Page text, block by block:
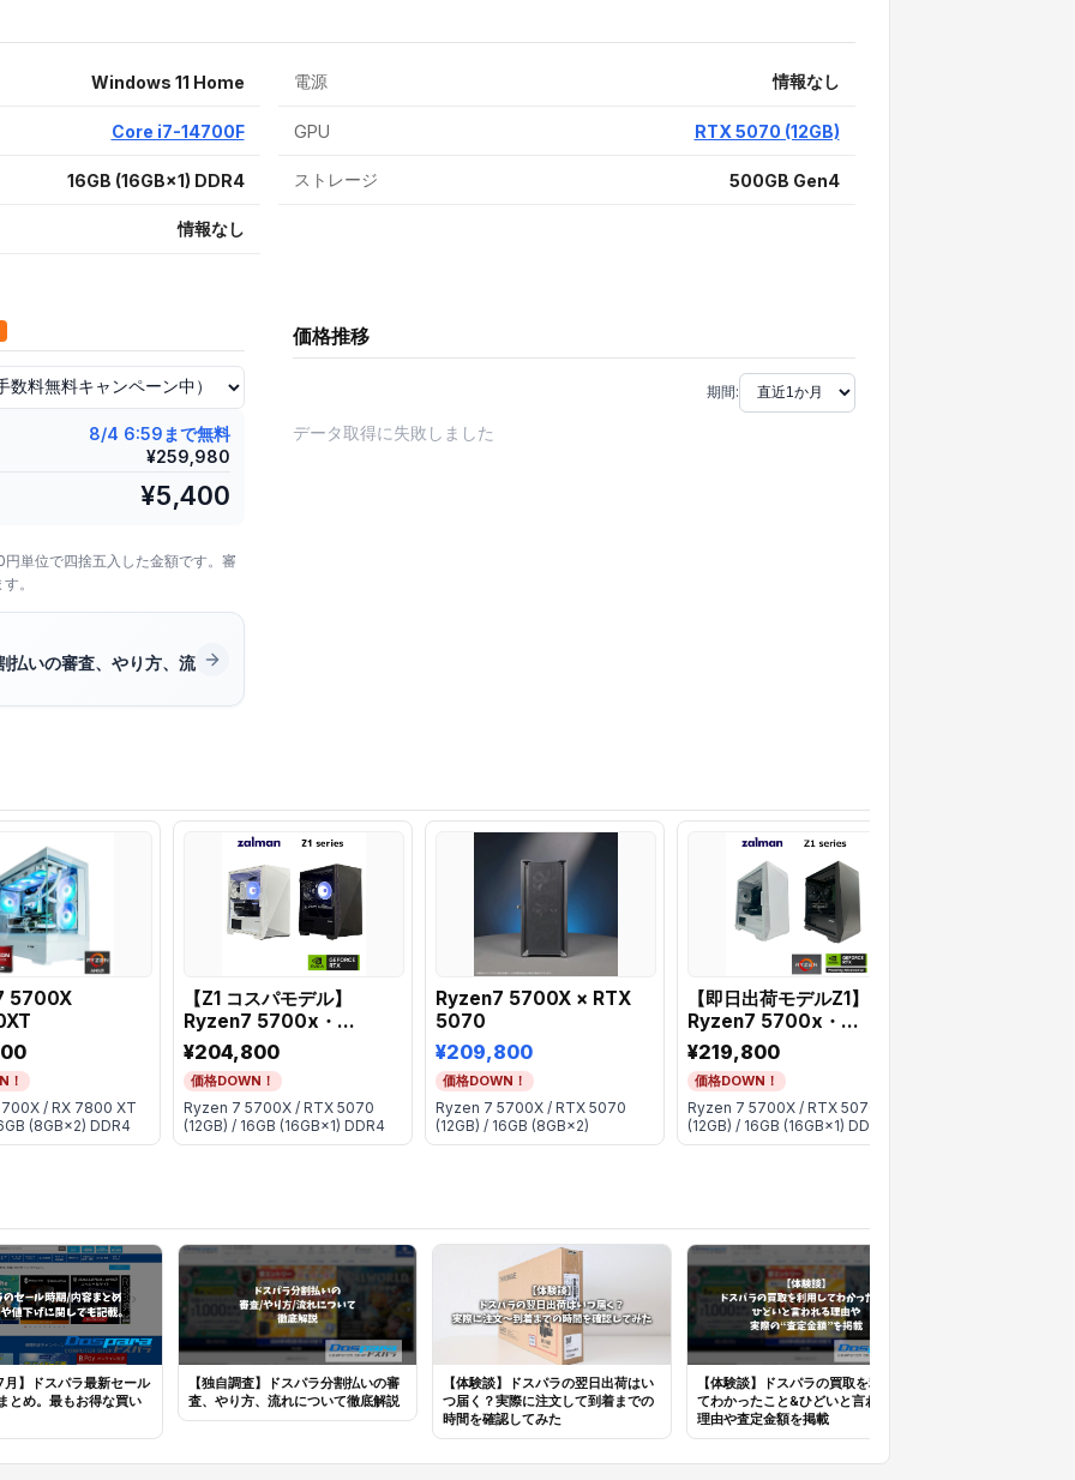
Windows 11 Home
Core i7-14700F
16GB (16GB×1) DDR4
情報なし
電源 情報なし
GPU RTX 5070 (12GB)
ストレージ 500GB Gen4
8/4 6:59まで無料
¥259,980
¥5,400
単位で四捨五入した金額です。審
。
払いの審査、やり方、流
価格推移
期間:
データ取得に失敗しました
5700X
！
/ RX 7800 XT
(8GB×2) DDR4
【Z1 コスパモデル】
Ryzen7 5700x・
RTX5070
¥204,800
価格DOWN！
Ryzen 7 5700X / RTX 5070
(12GB) / 16GB (16GB×1) DDR4
Ryzen7 5700X × RTX
5070
¥209,800
価格DOWN！
Ryzen 7 5700X / RTX 5070
(12GB) / 16GB (8GB×2)
【即日出荷モデルZ1】
Ryzen7 5700x・
RTX5070
¥219,800
価格DOWN！
Ryzen 7 5700X / RTX 5070
(12GB) / 16GB (16GB×1) DDR4
】ドスパラ最新セール
とめ。最もお得な買い
【独自調査】ドスパラ分割払いの審
査、やり方、流れについて徹底解説
【体験談】ドスパラの翌日出荷はい
つ届く？実際に注文して到着までの
時間を確認してみた
【体験談】ドスパラの買取を利用し
てわかったこと&ひどいと言われる
理由や査定金額を掲載